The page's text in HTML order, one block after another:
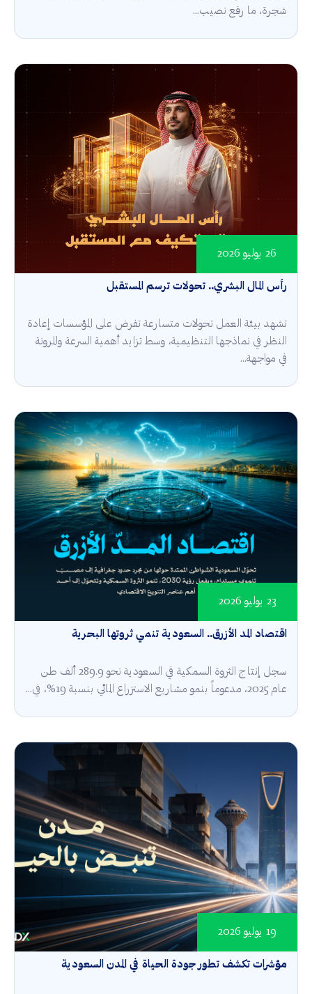
شجرة، ما رفع نصيب...
رأس المال البشري.. تحولات ترسم المستقبل
26 يوليو 2026
تشهد بيئة العمل تحولات متسارعة تفرض على المؤسسات إعادة
النظر في نماذجها التنظيمية، وسط تزايد أهمية السرعة والمرونة
في مواجهة...
اقتصاد المد الأزرق.. السعودية تنمي ثروتها البحرية
23 يوليو 2026
سجل إنتاج الثروة السمكية في السعودية نحو 289.9 ألف طن
عام 2025، مدعوماً بنمو مشاريع الاستزراع المائي بنسبة 19%، في...
مؤشرات تكشف تطور جودة الحياة في المدن السعودية
19 يوليو 2026